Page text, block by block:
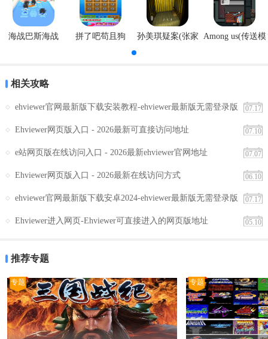
的魅力。
3. 漫画分类：提供详细的漫画分类，方便用户快速找到感兴趣的内
受。
ehviewer绿色版官方下载玩法
1. 搜索漫画：在搜索框中输入关键词，快速找到想看的漫画作品。
2. 浏览分类：通过浏览不同的漫画分类，发现更多感兴趣的内容。
3. 参与讨论：在漫画社区中发表评论，参与讨论，与其他用户互动。
4. 分享图片：将自己喜欢的漫画图片或Cosplay图集分享到社交平台，
懂你。
ehviewer绿色版官方下载推荐
ehviewer绿色版作为一款集漫画阅读与图片分享于一体的软件，具有资
海战巴斯海战 拼了吧苟且狗
孙美琪疑案(张家 Among us(传送模
相关攻略
07.17
ehviewer官网最新版下载安装教程-ehviewer最新版无需登录版
07.10
Ehviewer网页版入口 - 2026最新可直接访问地址
07.07
e站网页版在线访问入口 - 2026最新ehviewer官网地址
06.10
Ehviewer网页版入口 - 2026最新在线访问方式
07.17
ehviewer官网最新版下载安卓2024-ehviewer最新版无需登录版
05.10
Ehviewer进入网页-Ehviewer可直接进入的网页版地址
推荐专题
专题 专题